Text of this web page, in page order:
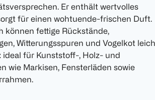
Er enthält wertvolles
für einen wohtuende-frischen Duft.
können fettige Rückstände,
Witterungsspuren und Vogelkot
für Kunststoff-, Holz- und
wie Markisen, Fensterläden sowie